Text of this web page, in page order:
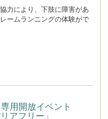
力により、下肢に障害があ
ームランニングの体験がで
用開放イベント
アフリー」